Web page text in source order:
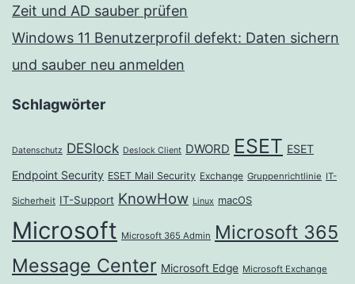
Zeit und AD sauber prüfen
Windows 11 Benutzerprofil defekt: Daten sichern
und sauber neu anmelden
Schlagwörter
Datenschutz DESlock Deslock Client DWORD ESET ESET
Endpoint Security ESET Mail Security Exchange Gruppenrichtlinie IT-
Sicherheit IT-Support KnowHow Linux macOS
Microsoft Microsoft 365 Admin Microsoft 365
Message Center Microsoft Edge Microsoft Exchange